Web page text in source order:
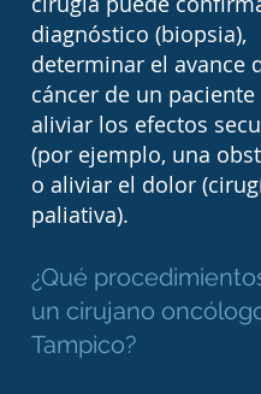
diagnóstico
estudio
permite
exacto de cáncer,
de agresividad y
características que
a planificar el
más apropiado
paciente.
diagnóstico (biopsia),
determinar el avance
cáncer de un paciente
aliviar los efectos
(por ejemplo, una
o aliviar el dolor
paliativa).
¿Qué
un cirujano
Tampico?